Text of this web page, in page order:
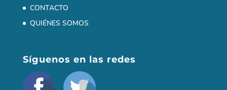
CONTACTO
QUIÉNES SOMOS
Síguenos en las redes